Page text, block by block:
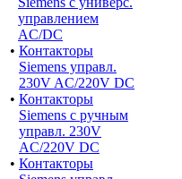
управлением
AC/DC
• Контакторы
Siemens управл.
230V AC/220V DC
• Контакторы
Siemens с ручным
управл. 230V
AC/220V DC
• Контакторы